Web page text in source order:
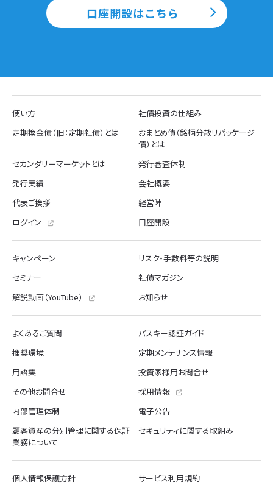
口座開設はこちら
使い方
社債投資の仕組み
定期換金債（旧：定期社債）とは
おまとめ債（銘柄分散リパッケージ
債）とは
セカンダリーマーケットとは
発行審査体制
発行実績
会社概要
代表ご挨拶
経営陣
ログイン
口座開設
キャンペーン
リスク・手数料等の説明
セミナー
社債マガジン
解説動画（YouTube）
お知らせ
よくあるご質問
パスキー認証ガイド
推奨環境
定期メンテナンス情報
用語集
投資家様用お問合せ
その他お問合せ
採用情報
内部管理体制
電子公告
顧客資産の分別管理に関する保証
業務について
セキュリティに関する取組み
個人情報保護方針 サービス利用規約